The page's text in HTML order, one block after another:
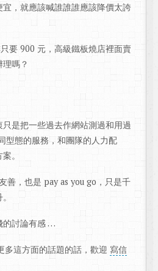
，就應該喊誰誰誰應該降價太誇
要 900 元，高級鐵板燒店裡面賣
嗎？
是把一些過去作網站測過和用過
型態的服務，和團隊的人力配
。
善，也是 pay as you go，只是千
的討論有感 …
多這方面的話題的話，歡迎 寫信